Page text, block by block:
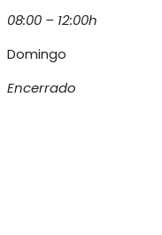
08:00 – 12:00h
Domingo
Encerrado